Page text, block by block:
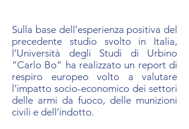
Sulla base dell’esperienza positiva del
precedente studio svolto in Italia,
l’Università degli Studi di Urbino
“Carlo Bo” ha realizzato un report di
respiro europeo volto a valutare
l’impatto socio-economico dei settori
delle armi da fuoco, delle munizioni
civili e dell’indotto.